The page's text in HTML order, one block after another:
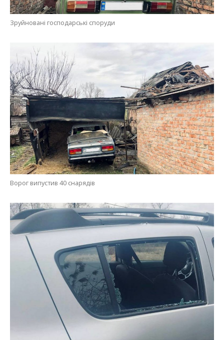
Зруйновані господарські споруди
Ворог випустив 40 снарядів